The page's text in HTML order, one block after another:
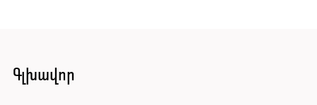
Գլխավոր